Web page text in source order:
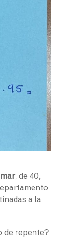
, de 40,
a la
de repente?